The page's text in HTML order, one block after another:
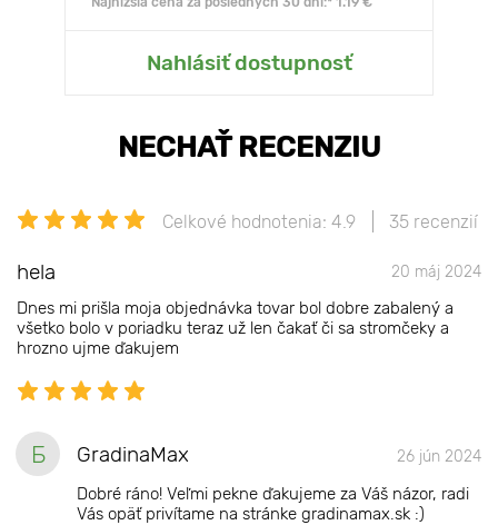
Nahlásiť dostupnosť
NECHAŤ RECENZIU
Celkové hodnotenia: 4.9 35 recenzií
hela 20 máj 2024
Dnes mi prišla moja objednávka tovar bol dobre zabalený a
všetko bolo v poriadku teraz už len čakať či sa stromčeky a
hrozno ujme ďakujem
Б GradinaMax 26 jún 2024
Dobré ráno! Veľmi pekne ďakujeme za Váš názor, radi
Vás opäť privítame na stránke gradinamax.sk :)